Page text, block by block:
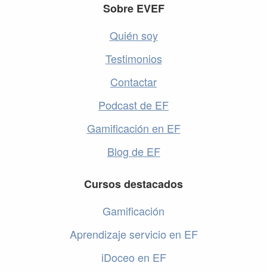
Sobre EVEF
Quién soy
Testimonios
Contactar
Podcast de EF
Gamificación en EF
Blog de EF
Cursos destacados
Gamificación
Aprendizaje servicio en EF
iDoceo en EF